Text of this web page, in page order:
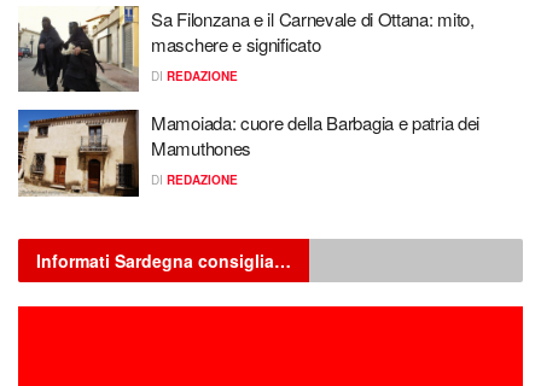
Sa Filonzana e il Carnevale di Ottana: mito,
maschere e significato
DI REDAZIONE
Mamoiada: cuore della Barbagia e patria dei
Mamuthones
DI REDAZIONE
Informati Sardegna consiglia…